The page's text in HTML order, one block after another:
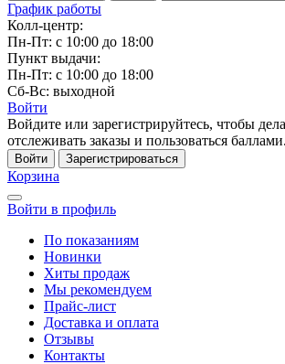
График работы
Колл-центр:
Пн-Пт: с 10:00 до 18:00
Пункт выдачи:
Пн-Пт: с 10:00 до 18:00
Сб-Вс: выходной
Войти
Войдите или зарегистрируйтесь, чтобы
отслеживать заказы и пользоваться баллами.
Войти Зарегистрироваться
Корзина
Войти в профиль
По показаниям
Новинки
Хиты продаж
Мы рекомендуем
Прайс-лист
Доставка и оплата
Отзывы
Контакты